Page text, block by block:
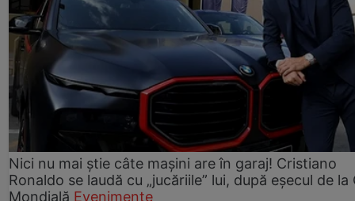
Nici nu mai știe câte mașini are în garaj! Cristiano
Ronaldo se laudă cu „jucăriile” lui, după eșecul de la
Mondială Evenimente